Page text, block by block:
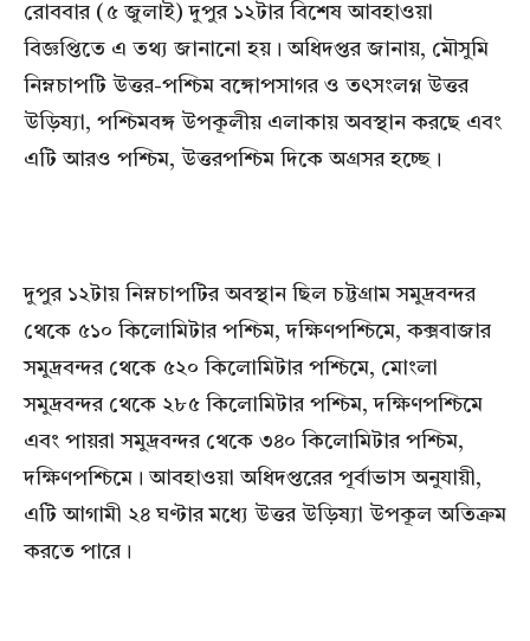
রোববার (৫ জুলাই) দুপুর ১২টার বিশেষ আবহাওয়া
বিজ্ঞপ্তিতে এ তথ্য জানানো হয়। অধিদপ্তর জানায়, মৌসুমি
নিম্নচাপটি উত্তর-পশ্চিম বঙ্গোপসাগর ও তৎসংলগ্ন উত্তর
উড়িষ্যা, পশ্চিমবঙ্গ উপকূলীয় এলাকায় অবস্থান করছে এবং
এটি আরও পশ্চিম, উত্তরপশ্চিম দিকে অগ্রসর হচ্ছে।
দুপুর ১২টায় নিম্নচাপটির অবস্থান ছিল চট্টগ্রাম সমুদ্রবন্দর
থেকে ৫১০ কিলোমিটার পশ্চিম, দক্ষিণপশ্চিমে, কক্সবাজার
সমুদ্রবন্দর থেকে ৫২০ কিলোমিটার পশ্চিমে, মোংলা
সমুদ্রবন্দর থেকে ২৮৫ কিলোমিটার পশ্চিম, দক্ষিণপশ্চিমে
এবং পায়রা সমুদ্রবন্দর থেকে ৩৪০ কিলোমিটার পশ্চিম,
দক্ষিণপশ্চিমে। আবহাওয়া অধিদপ্তরের পূর্বাভাস অনুযায়ী,
এটি আগামী ২৪ ঘণ্টার মধ্যে উত্তর উড়িষ্যা উপকূল অতিক্রম
করতে পারে।